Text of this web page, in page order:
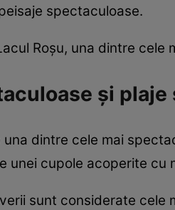
spectaculoase.
Roșu, una dintre
și
una dintre cele mai
unei cupole acoperite cu
sunt considerate